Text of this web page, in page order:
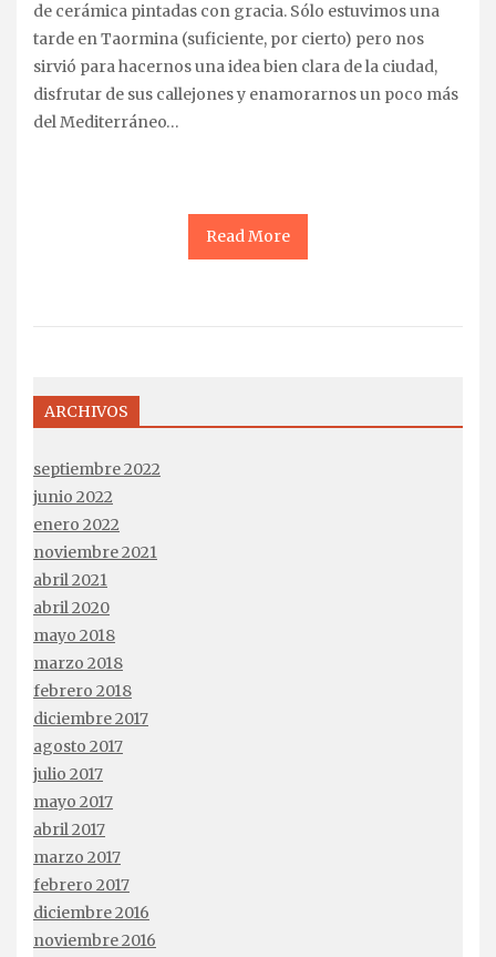
de cerámica pintadas con gracia. Sólo estuvimos una
tarde en Taormina (suficiente, por cierto) pero nos
sirvió para hacernos una idea bien clara de la ciudad,
disfrutar de sus callejones y enamorarnos un poco más
del Mediterráneo…
Read More
ARCHIVOS
septiembre 2022
junio 2022
enero 2022
noviembre 2021
abril 2021
abril 2020
mayo 2018
marzo 2018
febrero 2018
diciembre 2017
agosto 2017
julio 2017
mayo 2017
abril 2017
marzo 2017
febrero 2017
diciembre 2016
noviembre 2016